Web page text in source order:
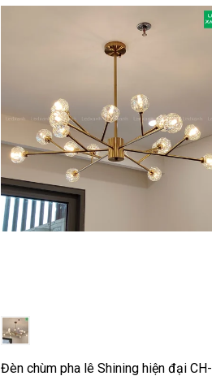
Đèn chùm pha lê Shining hiện đại CH-